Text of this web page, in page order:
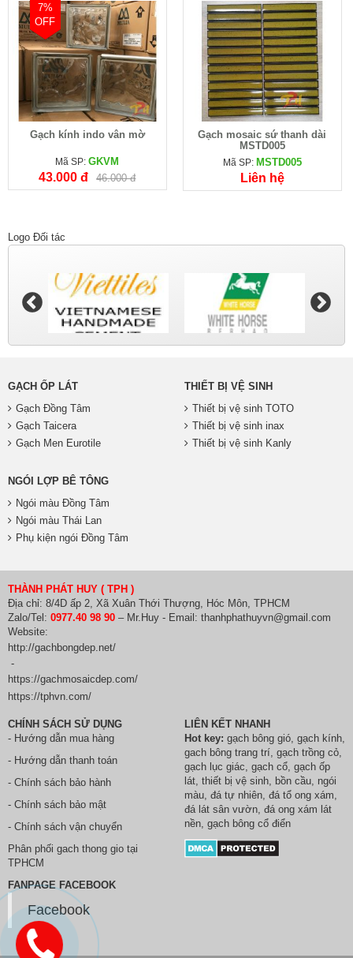
7%
OFF
Gạch kính indo vân mờ
Mã SP:GKVM
43.000 đ 46.000 đ
Gạch mosaic sứ thanh dài
MSTD005
Mã SP: MSTD005
Liên hệ
Logo Đối tác
GẠCH ỐP LÁT
Gạch Đồng Tâm
Gạch Taicera
Gạch Men Eurotile
THIẾT BỊ VỆ SINH
Thiết bị vệ sinh TOTO
Thiết bị vệ sinh inax
Thiết bị vệ sinh Kanly
NGÓI LỢP BÊ TÔNG
Ngói màu Đồng Tâm
Ngói màu Thái Lan
Phụ kiện ngói Đồng Tâm
THÀNH PHÁT HUY ( TPH )
Địa chỉ: 8/4D ấp 2, Xã Xuân Thới Thượng, Hóc Môn, TPHCM
Zalo/Tel: 0977.40 98 90 – Mr.Huy - Email: thanhphathuyvn@gmail.com
Website:
http://gachbongdep.net/
-
https://gachmosaicdep.com/
https://tphvn.com/
CHÍNH SÁCH SỬ DỤNG
- Hướng dẫn mua hàng
- Hướng dẫn thanh toán
- Chính sách bảo hành
- Chính sách bảo mật
- Chính sách vận chuyển
Phân phối gach thong gio tại
TPHCM
LIÊN KẾT NHANH
Hot key: gạch bông gió, gạch kính,
gach bông trang trí, gạch trồng cỏ,
gạch lục giác, gạch cổ, gạch ốp
lát, thiết bị vệ sinh, bồn cầu, ngói
màu, đá tự nhiên, đá tổ ong xám,
đá lát sân vườn, đá ong xám lát
nền, gạch bông cổ điển
FANPAGE FACEBOOK
Facebook